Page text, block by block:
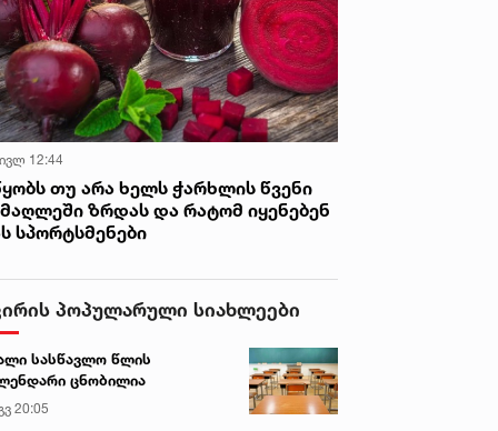
12:44
თუ არა ხელს ჭარხლის წვენი
ზრდას და რატომ იყენებენ
სპორტსმენები
პოპულარული სიახლეები
სასწავლო წლის
ცნობილია
20:05